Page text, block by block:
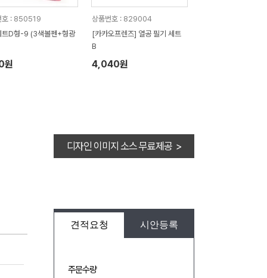
호 : 850519
트D형-9 (3색볼펜+형광
원
상품번호 : 829004
[카카오프렌즈] 열공 필기 세트
B
4,040원
디자인 이미지 소스 무료제공 >
견적요청 시안등록
주문수량